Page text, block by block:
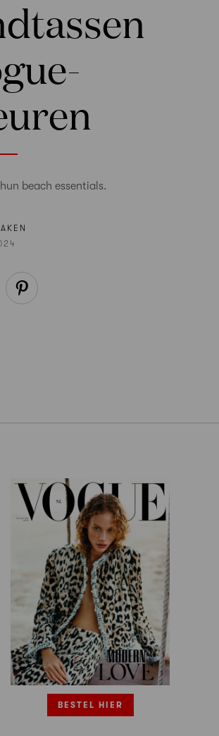
beach essentials.
BESTEL HIER